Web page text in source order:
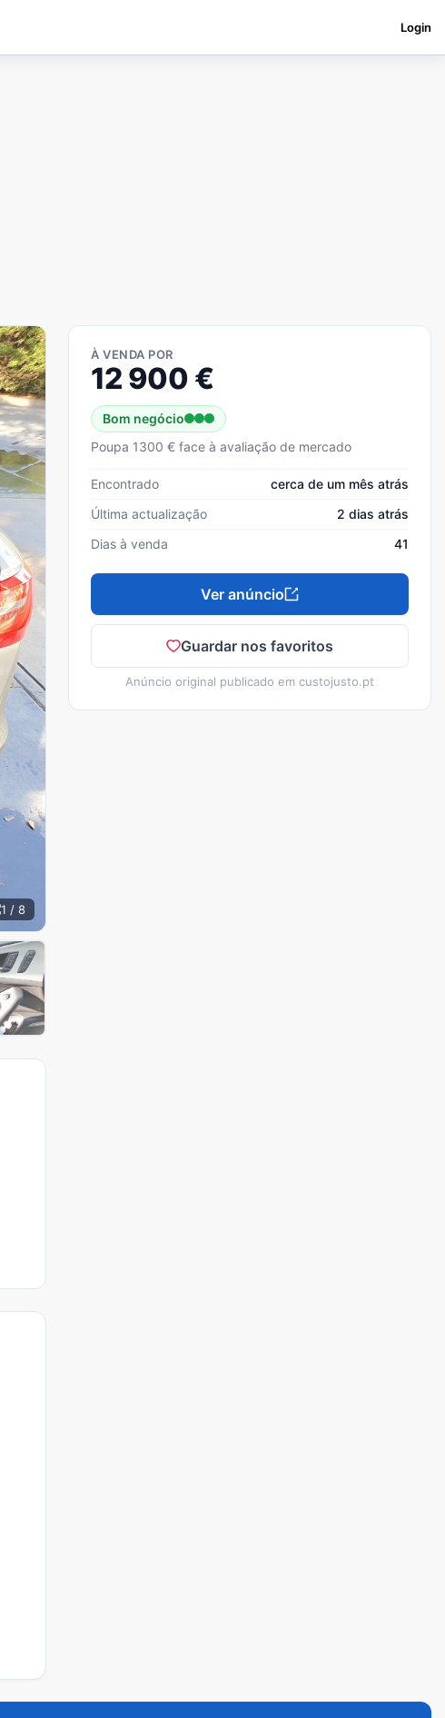
Login
1 / 8
À VENDA POR
12 900 €
Bom negócio
Poupa 1300 € face à avaliação de mercado
Encontrado
cerca de um mês atrás
Última actualização
2 dias atrás
Dias à venda
41
Ver anúncio
Guardar nos favoritos
Anúncio original publicado em custojusto.pt